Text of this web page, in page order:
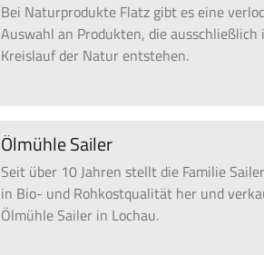
Bei Naturprodukte Flatz gibt es eine
Auswahl an Produkten, die ausschließlich
Kreislauf der Natur entstehen.
Ölmühle Sailer
Seit über 10 Jahren stellt die Familie
in Bio- und Rohkostqualität her und
Ölmühle Sailer in Lochau.